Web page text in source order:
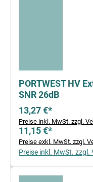
PORTWEST HV
SNR 26dB
13,27 €*
Preise inkl. MwSt. zzgl.
11,15 €*
Preise exkl. MwSt. zzgl.
Preise inkl. MwSt. zzgl.